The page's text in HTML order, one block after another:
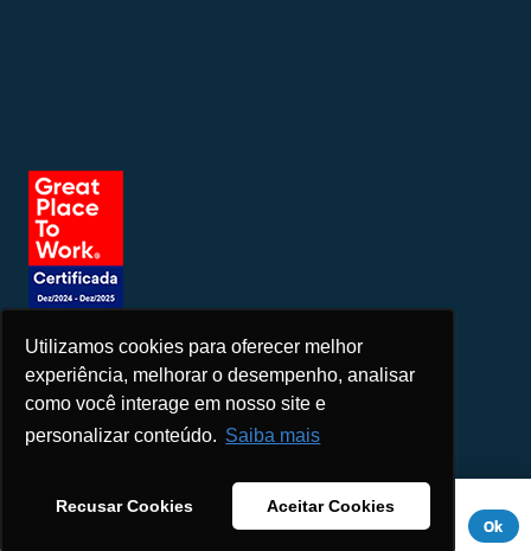
Utilizamos cookies para oferecer melhor
experiência, melhorar o desempenho, analisar
como você interage em nosso site e
personalizar conteúdo. Saiba mais
Recusar Cookies Aceitar Cookies
Seja um patrocinador
Este site usa cookies para melhorar sua experiência. Se você
continuar a usar este site, você concorda com ele.Aviso de
Ok